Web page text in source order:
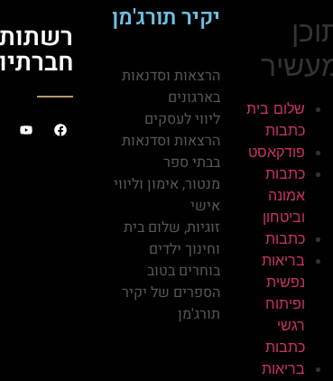
שלום בית
כתבות
פודקאסט
כתבות
אמונה
וביטחון
כתבות
בריאות
נפשית
ופיתוח
רגשי
כתבות
בריאות
יקיר תורג'מן
הרצאות וסדנאות
בארגונים
ליווי לעסקים
הרצאות וסדנאות
בבתי ספר
מנטור, אימון וליווי
אישי
זוגיות, שלום בית
וחינוך ילדים
בוחרים בטוב
הספרים של יקיר
תורג'מן
רשתות